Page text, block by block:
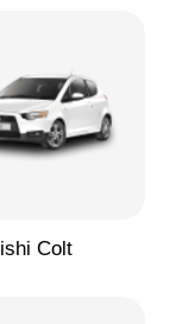
Colt